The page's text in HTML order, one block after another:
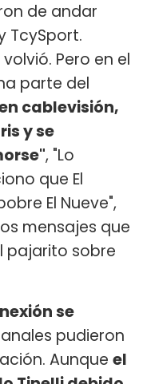
de andar
TcySport.
Pero en el
parte del
cablevisión,
y se
, "Lo
que El
El Nueve",
mensajes que
pajarito sobre
se
pudieron
Aunque el